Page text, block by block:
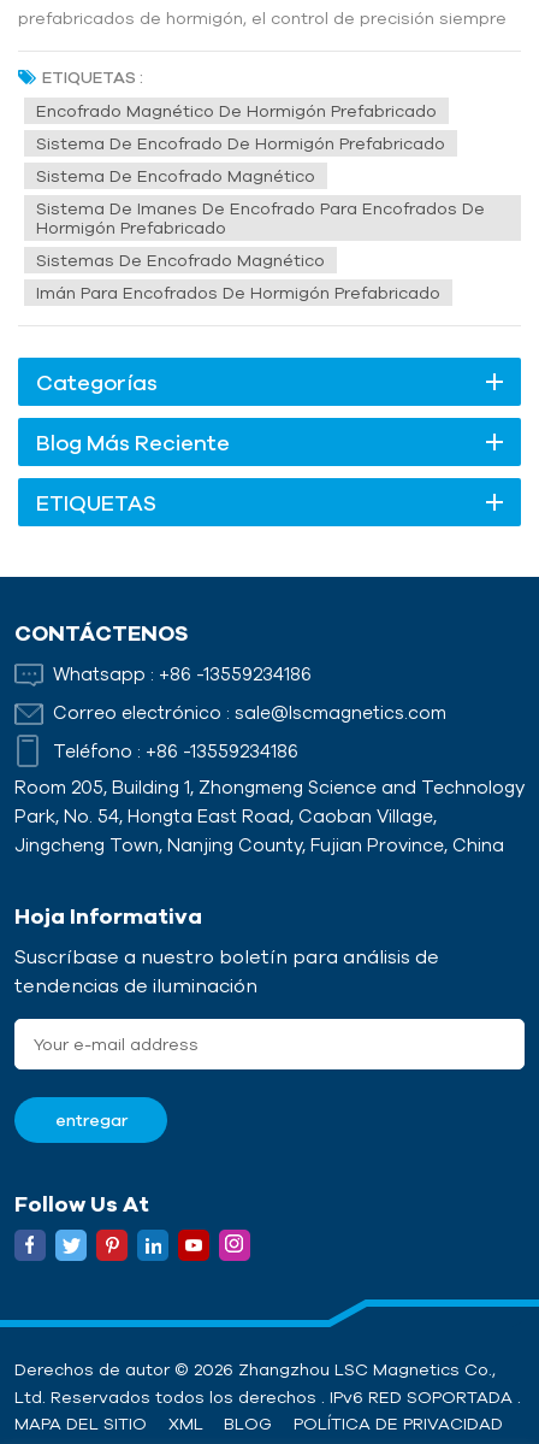
prefabricados de hormigón, el control de precisión siempre
ha sido un problema clave. Los sistemas de encofrado
tradicionales presentan numerosos problemas en cuanto a
desviación dimensional, consistencia de los componentes y
tasa de retrabajo. Especialmen...
ETIQUETAS :
Encofrado Magnético De Hormigón Prefabricado
Sistema De Encofrado De Hormigón Prefabricado
Sistema De Encofrado Magnético
Sistema De Imanes De Encofrado Para Encofrados De
Hormigón Prefabricado
Sistemas De Encofrado Magnético
Imán Para Encofrados De Hormigón Prefabricado
Categorías
Blog Más Reciente
ETIQUETAS
CONTÁCTENOS
Whatsapp : +86 -13559234186
Correo electrónico : sale@lscmagnetics.com
Teléfono : +86 -13559234186
Room 205, Building 1, Zhongmeng Science and Technology
Park, No. 54, Hongta East Road, Caoban Village,
Jingcheng Town, Nanjing County, Fujian Province, China
Hoja Informativa
Suscríbase a nuestro boletín para análisis de
tendencias de iluminación
Follow Us At
Derechos de autor © 2026 Zhangzhou LSC Magnetics Co.,
Ltd. Reservados todos los derechos . IPv6 RED SOPORTADA .
MAPA DEL SITIO
XML BLOG POLÍTICA DE PRIVACIDAD